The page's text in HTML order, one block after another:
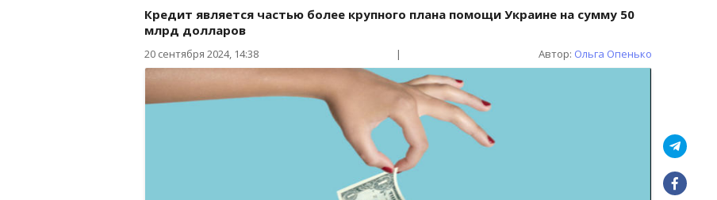
Кредит является частью более крупного плана помощи Украине на сумму 50
млрд долларов
20 сентября 2024, 14:38 | Автор: Ольга Опенько